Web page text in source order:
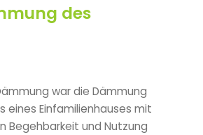
des
war die Dämmung
eines Einfamilienhauses mit
Begehbarkeit und Nutzung